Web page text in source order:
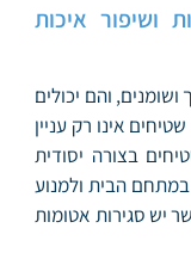
ושיפור איכות
והם יכולים
אינו רק עניין
בצורה יסודית
במתחם הבית ולמנוע
יש סגירות אטומות